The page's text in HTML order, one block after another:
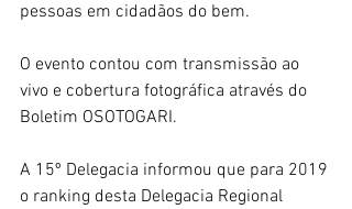
pessoas em cidadãos do bem.
O evento contou com transmissão ao
vivo e cobertura fotográfica através do
Boletim OSOTOGARI.
A 15º Delegacia informou que para 2019
o ranking desta Delegacia Regional